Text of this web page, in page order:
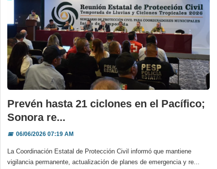
Prevén hasta 21 ciclones en el Pacífico;
Sonora re...
📅06/06/2026 07:19 AM
La Coordinación Estatal de Protección Civil informó que mantiene
vigilancia permanente, actualización de planes de emergencia y re...